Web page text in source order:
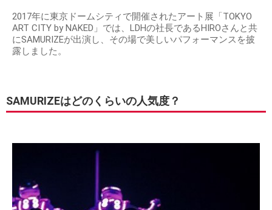
2017年に東京ドームシティで開催されたアート展「TOKYO
ART CITY by NAKED」​では、LDHの社長であるHIROさんと共
にSAMURIZEが出演し、その場で美しいパフォーマンスを披
露しました。
SAMURIZEはどのくらいの人気度？